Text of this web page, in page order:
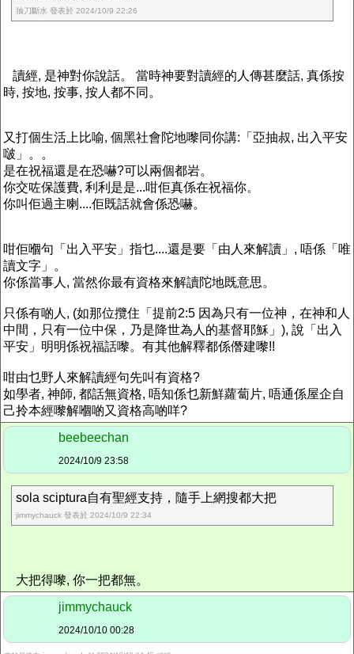
抽刀斷水 發表於 2024/10/9 22:26
讀經, 是神對你說話。 當時神要對讀經的人傳甚麼話, 真係按
時, 按地, 按事, 按人都不同。
又打個生活上比喻, 個黑社會陀地嚟同你講:「亞抽叔, 出入平安
啵」。。
是在祝福還是在恐嚇?可以兩個都岩。
你交咗保護費, 利利是是...咁佢真係在祝福你。
你叫佢過主喇....佢既話就會係恐嚇。
咁佢嗰句「出入平安」指乜....還是要「由人來解讀」, 唔係「唯
讀文字」。
你係當事人, 當然你最有資格來解讀陀地既意思。
只係有啲人, (如那位攬住「提前2:5 因為只有一位神，在神和人
中間，只有一位中保，乃是降世為人的基督耶穌」), 說「出入
平安」明明係祝福話嚟。有其他解釋都係僭建嚟!!
咁由乜野人來解讀經句先叫有資格?
如學者, 神師, 都話無資格, 唔知係乜新鮮蘿蔔片, 唔通係屋企自
己拎本經嚟解嗰啲又資格高啲咩?
beebeechan
2024/10/9 23:58
sola sciptura自有聖經支持，隨手上網搜都大把
jimmychauck 發表於 2024/10/9 22:34
大把得嚟, 你一把都無。
jimmychauck
2024/10/10 00:28